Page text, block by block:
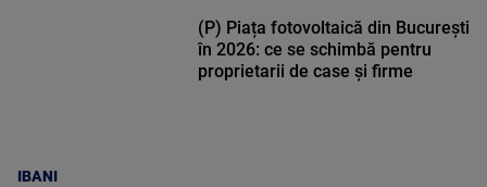
IBANI
(P) Piața fotovoltaică din București
în 2026: ce se schimbă pentru
proprietarii de case și firme